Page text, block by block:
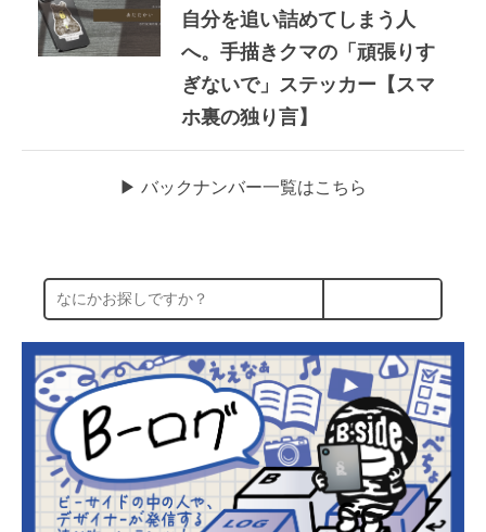
自分を追い詰めてしまう人
へ。手描きクマの「頑張りす
ぎないで」ステッカー【スマ
ホ裏の独り言】
▶︎ バックナンバー一覧はこちら